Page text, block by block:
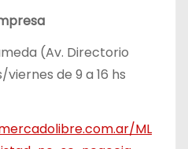
(Av. Directorio
de 9 a 16 hs
ML